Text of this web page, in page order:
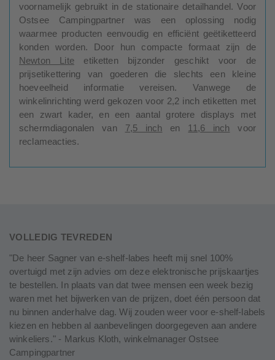
voornamelijk gebruikt in de stationaire detailhandel. Voor
Ostsee Campingpartner was een oplossing nodig
waarmee producten eenvoudig en efficiënt geëtiketteerd
konden worden. Door hun compacte formaat zijn de
Newton Liteetiketten bijzonder geschikt voor de
prijsetikettering van goederen die slechts een kleine
hoeveelheid informatie vereisen. Vanwege de
winkelinrichting werd gekozen voor 2,2 inch etiketten met
een zwart kader, en een aantal grotere displays met
schermdiagonalen van 7,5 inch en 11,6 inch voor
reclameacties.
VOLLEDIG TEVREDEN
"De heer Sagner van e-shelf-labes heeft mij snel 100%
overtuigd met zijn advies om deze elektronische prijskaartjes
te bestellen. In plaats van dat twee mensen een week bezig
waren met het bijwerken van de prijzen, doet één persoon dat
nu binnen anderhalve dag. Wij zouden weer voor e-shelf-labels
kiezen en hebben al aanbevelingen doorgegeven aan andere
winkeliers." - Markus Kloth, winkelmanager Ostsee
Campingpartner